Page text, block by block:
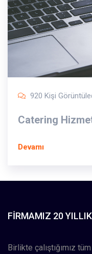
920 Kişi
Catering
Devamı
FIRMAMIZ 20
Birlikte çalıştığımız